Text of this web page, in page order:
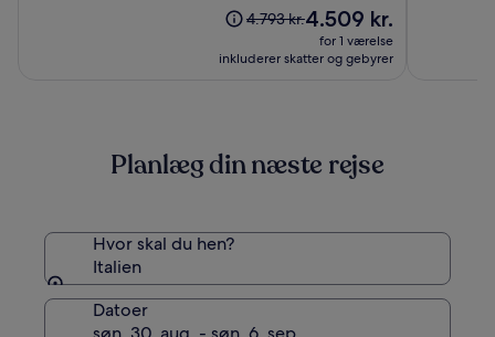
Prisen
4.793 kr.,
standardprisen
4.793 kr.Prisen
4.509 kr.
4.509 kr.
for 1 værelse
inkluderer skatter og gebyrer
Planlæg din næste rejse
Hvor skal du hen?
Italien
Datoer